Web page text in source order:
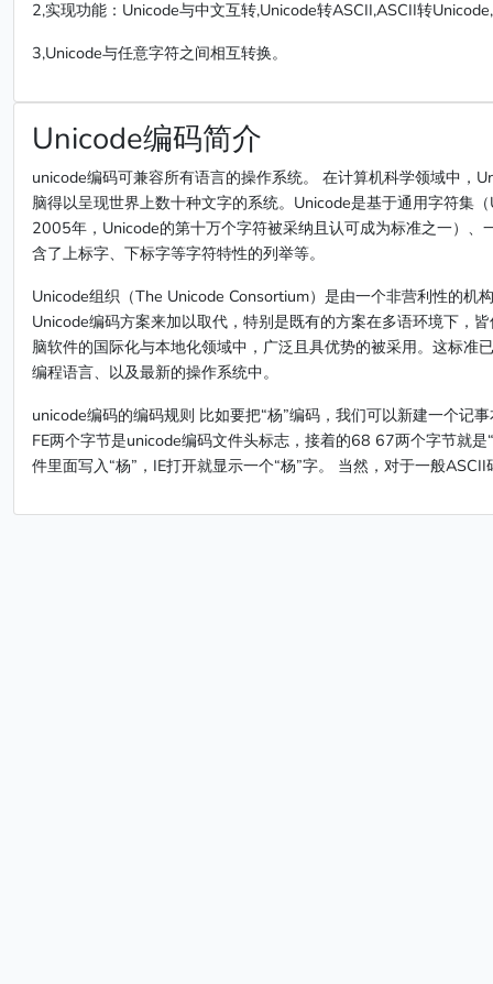
2,实现功能：Unicode与中文互转,Unicode转ASCII,ASCII转
3,Unicode与任意字符之间相互转换。
Unicode编码简介
unicode编码可兼容所有语言的操作系统。 在计算机科学领域中，
脑得以呈现世界上数十种文字的系统。Unicode是基于通用字符集
2005年，Unicode的第十万个字符被采纳且认可成为标准之一）
含了上标字、下标字等字符特性的列举等。
Unicode组织（The Unicode Consortium）是由一个非营利性的机
Unicode编码方案来加以取代，特别是既有的方案在多语环境下，
脑软件的国际化与本地化领域中，广泛且具优势的被采用。这标
编程语言、以及最新的操作系统中。
unicode编码的编码规则 比如要把“杨”编码，我们可以新建一个记
FE两个字节是unicode编码文件头标志，接着的68 67两个字节就
件里面写入“杨”，IE打开就显示一个“杨”字。 当然，对于一般